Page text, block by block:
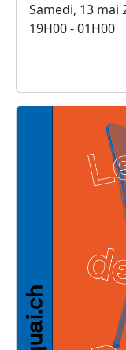
Samedi, 13 mai
19H00 - 01H00